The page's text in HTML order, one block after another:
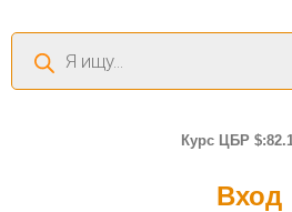
Поиск
товаров
Курс ЦБР
Вход